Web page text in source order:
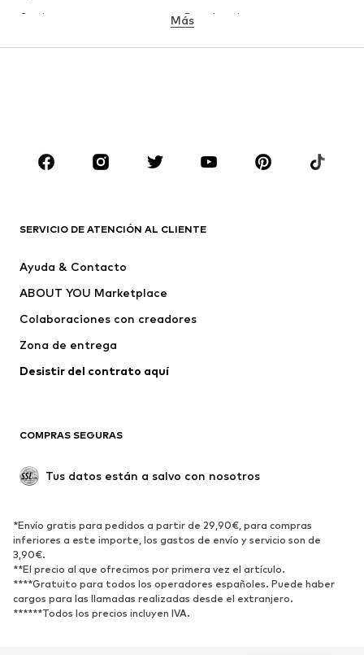
Camisetas
Ropa interior
ROPA
Camisetas
Jeans
Pantalones
Ropa interior
Jerséis y cárdigans
Trajes y chaquetas
Nuevo
Tendencia
Zapatos bajos
Zapatos deportivos
Zapatos abiertos
DEPORTE
Ropa deportiva
Disciplinas deportivas
Más
SERVICIO DE ATENCIÓN AL CLIENTE
Ayuda & Contacto
ABOUT YOU Marketplace
Colaboraciones con creadores
Zona de entrega
Desistir del contrato aquí
COMPRAS SEGURAS
Tus datos están a salvo con nosotros
*Envío gratis para pedidos a partir de 29,90€, para compras
inferiores a este importe, los gastos de envío y servicio son de
3,90€.
**El precio al que ofrecimos por primera vez el artículo.
****Gratuito para todos los operadores españoles. Puede haber
cargos para las llamadas realizadas desde el extranjero.
******Todos los precios incluyen IVA.